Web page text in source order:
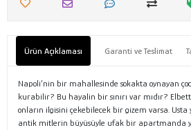
Ürün Açıklaması Garanti ve Teslimat
Napoli’nin bir mahallesinde sokakta oynayan
kurabilir? Bu hayalin bir sınırı var mıdır?
onların ilgisini çekebilecek bir gizem varsa. Usta
antik mitlerin büyüsüyle ufak bir apartmanda